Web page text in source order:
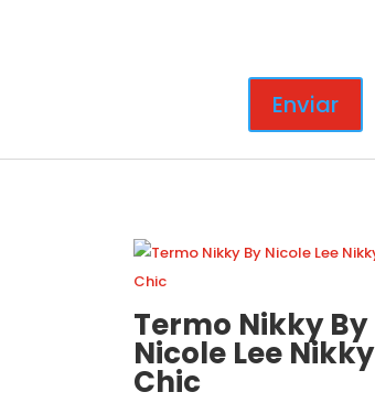
Termo Nikky By
Nicole Lee Nikky
Chic